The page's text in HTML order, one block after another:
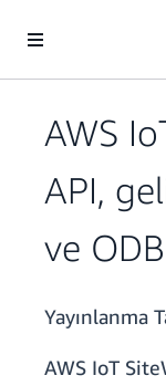
AWS
API,
ve
Yayınlanma
AWS IoT